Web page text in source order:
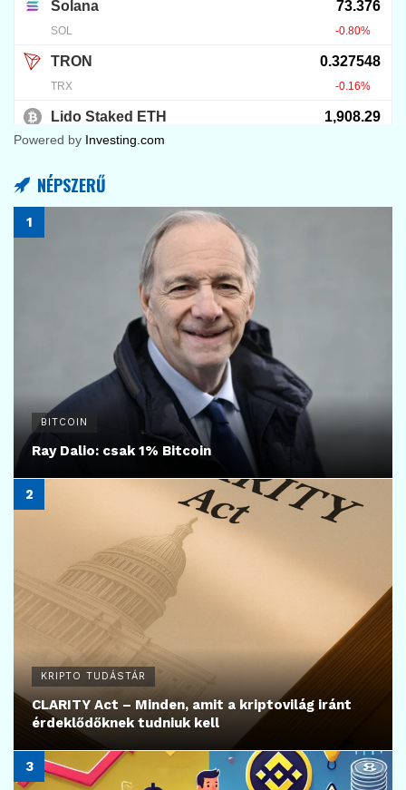
Powered by Investing.com
NÉPSZERŰ
BITCOIN
Ray Dalio: csak 1% Bitcoin
KRIPTO TUDÁSTÁR
CLARITY Act – Minden, amit a kriptovilág iránt
érdeklődőknek tudniuk kell